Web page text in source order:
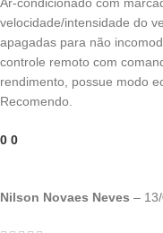
velocidade/intensidade do
apagadas para não
controle remoto com
rendimento, possue modo
Recomendo.
0 0
Nilson Novaes Neves –